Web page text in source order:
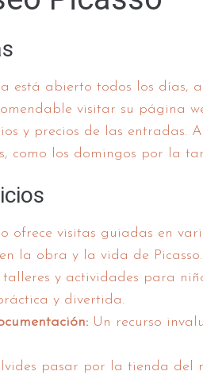
está abierto todos los días,
visitar su página
y precios de las entradas.
como los domingos por la
ofrece visitas guiadas en
la obra y la vida de Picasso.
talleres y actividades para
y divertida.
Un recurso
pasar por la tienda del